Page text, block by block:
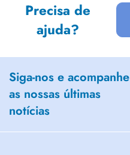
Precisa de
ajuda?
Siga-nos e acompanhe
as nossas últimas
notícias